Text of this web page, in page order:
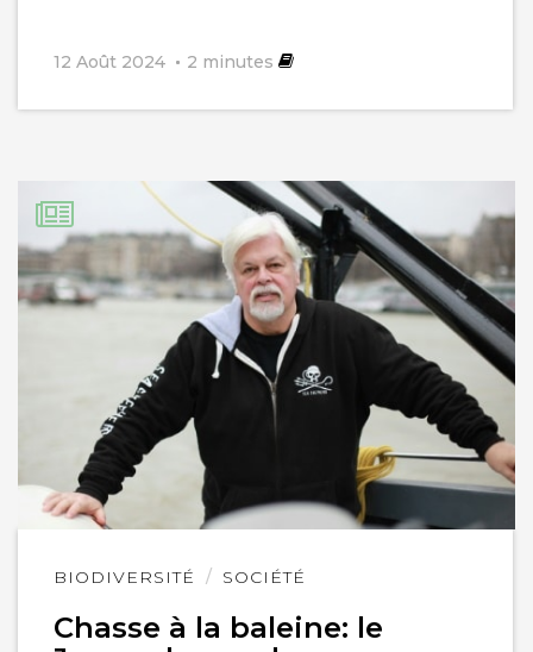
12 Août 2024 2 minutes
BIODIVERSITÉ SOCIÉTÉ
Chasse à la baleine: le
Lire